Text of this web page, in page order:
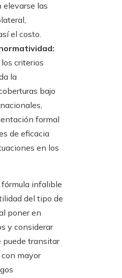
elevarse las
el costo.
criterios
la
bajo
formal
de eficacia
en los
infalible
del tipo de
poner en
y considerar
puede transitar
mayor